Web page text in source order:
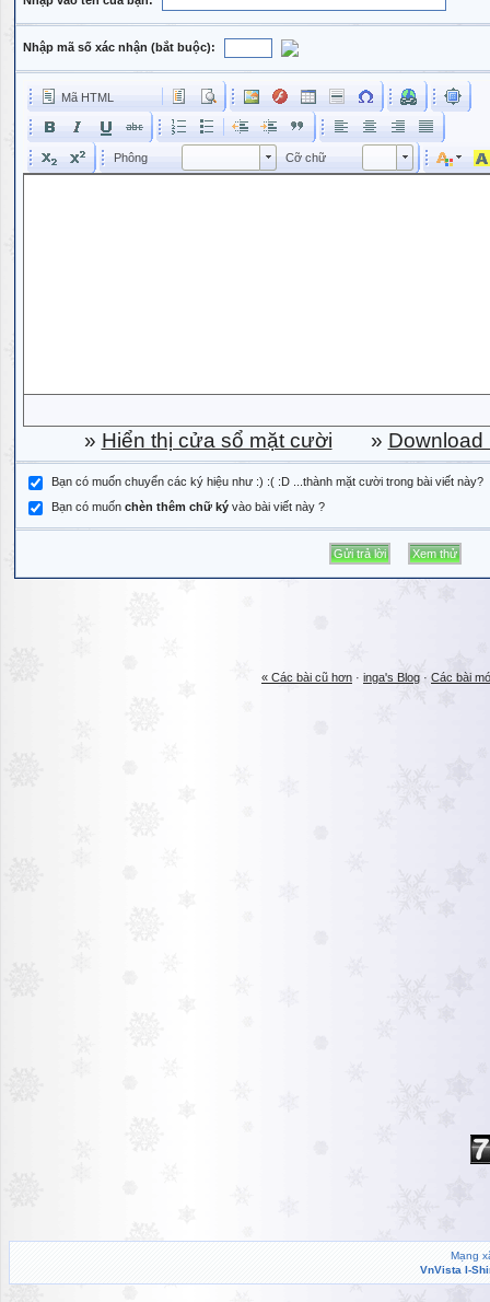
Nhập mã số xác nhận (bắt buộc):
Mã HTML
Phông Phông Cỡ chữ Kích cỡ phông
» Hiển thị cửa sổ mặt cười » Download
Bạn có muốn chuyển các ký hiệu như :) :( :D ...thành mặt cười trong bài viết này?
Bạn có muốn chèn thêm chữ ký vào bài viết này ?
« Các bài cũ hơn · inga's Blog · Các bài
Mạng
VnVista I-